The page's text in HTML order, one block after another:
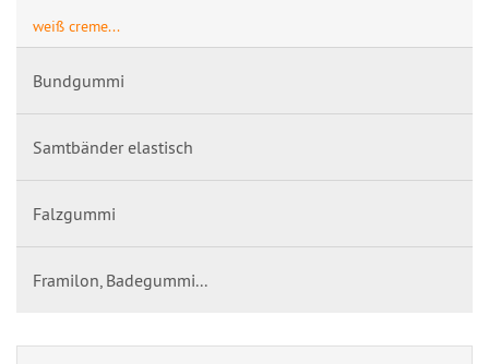
weiß creme...
Bundgummi
Samtbänder elastisch
Falzgummi
Framilon, Badegummi...